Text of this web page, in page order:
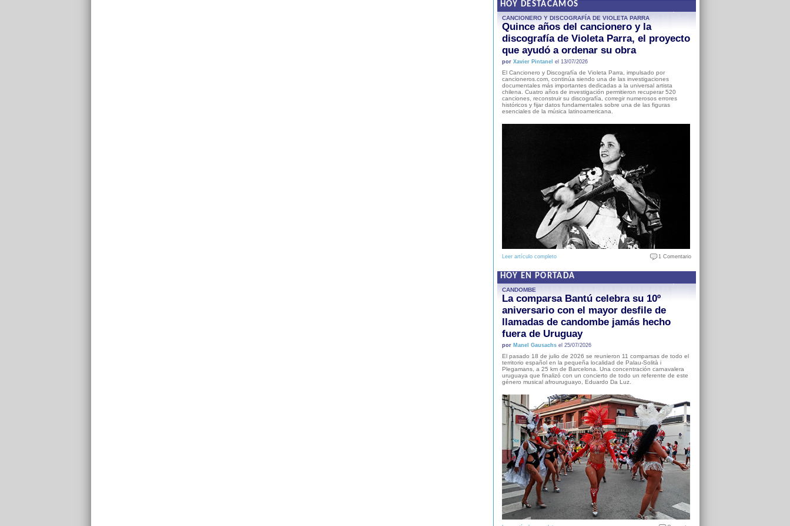
HOY DESTACAMOS
CANCIONERO Y DISCOGRAFÍA DE VIOLETA PARRA
Quince años del cancionero y la
discografía de Violeta Parra, el proyecto
que ayudó a ordenar su obra
por Xavier Pintanel el 13/07/2026
El Cancionero y Discografía de Violeta Parra, impulsado por
cancioneros.com, continúa siendo una de las investigaciones
documentales más importantes dedicadas a la universal artista
chilena. Cuatro años de investigación permitieron recuperar 520
canciones, reconstruir su discografía, corregir numerosos errores
históricos y fijar datos fundamentales sobre una de las figuras
esenciales de la música latinoamericana.
Leer artículo completo 1 Comentario
HOY EN PORTADA
CANDOMBE
La comparsa Bantú celebra su 10º
aniversario con el mayor desfile de
llamadas de candombe jamás hecho
fuera de Uruguay
por Manel Gausachsel 25/07/2026
El pasado 18 de julio de 2026 se reunieron 11 comparsas de todo el
territorio español en la pequeña localidad de Palau-Solità i
Plegamans, a 25 km de Barcelona. Una concentración carnavalera
uruguaya que finalizó con un concierto de todo un referente de este
género musical afrouruguayo, Eduardo Da Luz.